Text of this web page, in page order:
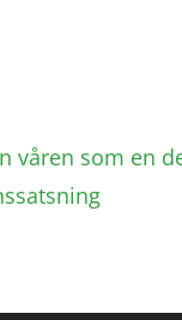
våren som en